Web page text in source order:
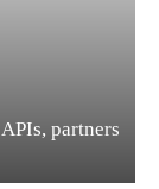
partners